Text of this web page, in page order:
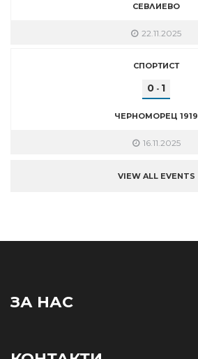
СЕВЛИЕВО
22.11.2025
СПОРТИСТ
0 - 1
ЧЕРНОМОРЕЦ 1919
16.11.2025
VIEW ALL EVENTS
ЗА НАС